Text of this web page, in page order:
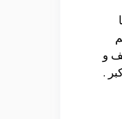
و
.